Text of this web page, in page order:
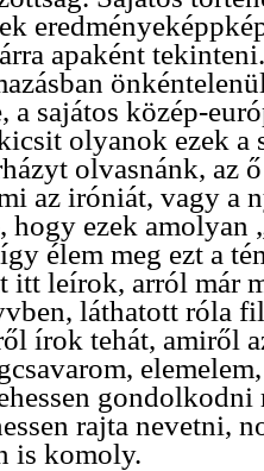
apaként tekinteni.
a sajátos közép-
olyanok ezek a
olvasnánk, az
az iróniát, vagy a
hogy ezek amolyan
élem meg ezt a
itt leírok, arról már
láthatott róla
írok tehát, amiről
gondolkodni
rajta nevetni,
is komoly.